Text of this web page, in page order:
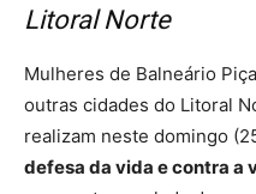
Litoral Norte
Mulheres de Balneário
outras cidades do Litoral
realizam neste domingo
defesa da vida e contra a